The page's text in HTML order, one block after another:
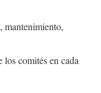
mantenimiento,
comités en cada